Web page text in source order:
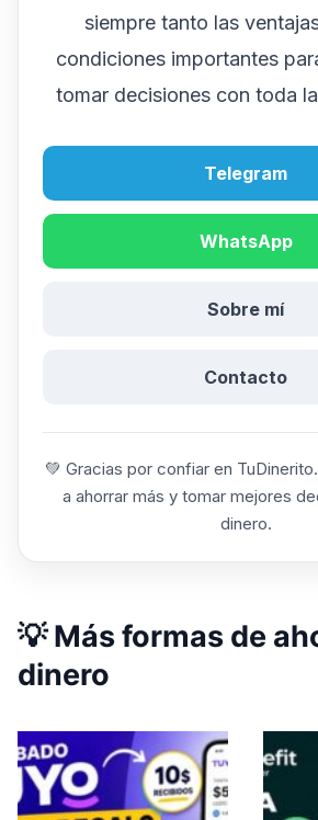
siempre tanto las
condiciones importantes
tomar decisiones con toda
Telegram
WhatsApp
Sobre mí
Contacto
💚 Gracias por confiar en
a ahorrar más y tomar mejores
dinero.
💡 Más formas de
dinero